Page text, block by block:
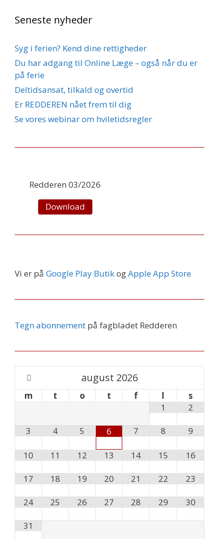
Seneste nyheder
Syg i ferien? Kend dine rettigheder
Du har adgang til Online Læge – også når du er
på ferie
Deltidsansat, tilkald og overtid
Er REDDEREN nået frem til dig
Se vores webinar om hviletidsregler
Redderen 03/2026
Download
Vi er på Google Play ButikogApple App Store
Tegn abonnement på fagbladet Redderen
august 2026
m t o t f l
s
1
2
3 4 5 6 7 8 9
10 11 12 13 14 15 16
17 18 19 20 21 22 23
24 25 26 27 28 29 30
31